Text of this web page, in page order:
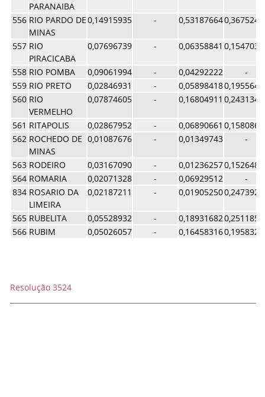
PARANAIBA
556 RIO PARDO DE
MINAS
0,14915935 - 0,53187664
557 RIO
PIRACICABA
0,07696739 - 0,06358841
558 RIO POMBA 0,09061994 - 0,04292222
-
559 RIO PRETO 0,02846931 - 0,05898418
560 RIO
VERMELHO
0,07874605 - 0,16804911
561 RITAPOLIS 0,02867952 - 0,06890661
562 ROCHEDO DE
MINAS
0,01087676 - 0,01349743 -
563 RODEIRO 0,03167090 - 0,01236257
564 ROMARIA 0,02071328 - 0,06929512
-
834 ROSARIO DA
LIMEIRA
0,02187211 - 0,01905250
565 RUBELITA 0,05528932 - 0,18931682
566 RUBIM 0,05026057 - 0,16458316
Resolução 3524